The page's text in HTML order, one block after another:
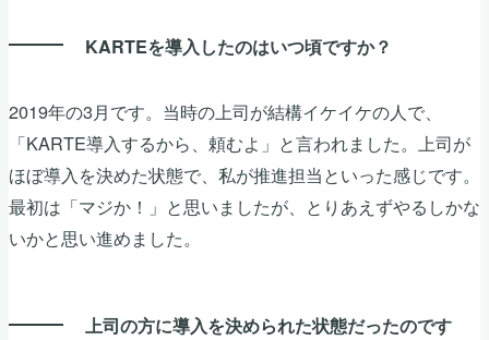
KARTEを導入したのはいつ頃ですか？
2019年の3月です。当時の上司が結構イケイケの人で、
「KARTE導入するから、頼むよ」と言われました。上司が
ほぼ導入を決めた状態で、私が推進担当といった感じです。
最初は「マジか！」と思いましたが、とりあえずやるしかな
いかと思い進めました。
上司の方に導入を決められた状態だったのです